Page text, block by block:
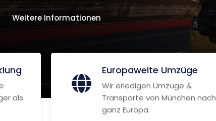
Weitere Informationen
als
Europaweite Umzüge
Wir erledigen Umzüge &
Transporte von München nach
ganz Europa.